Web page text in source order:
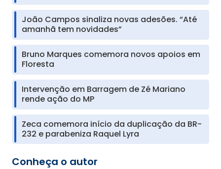
João Campos sinaliza novas adesões. “Até
amanhã tem novidades”
Bruno Marques comemora novos apoios em
Floresta
Intervenção em Barragem de Zé Mariano
rende ação do MP
Zeca comemora início da duplicação da BR-
232 e parabeniza Raquel Lyra
Conheça o autor